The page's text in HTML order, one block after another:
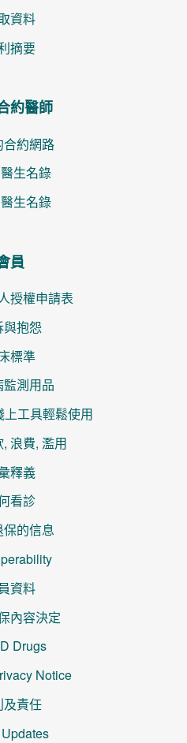
資料
摘要
約醫師
合約網路
生名錄
生名錄
員
授權申請表
與抱怨
標準
測用品
工具輕鬆使用
浪費, 濫用
釋義
看診
保的信息
資料
內容決定
Drugs
Notice
及責任